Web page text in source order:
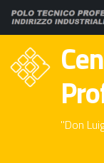
"Don